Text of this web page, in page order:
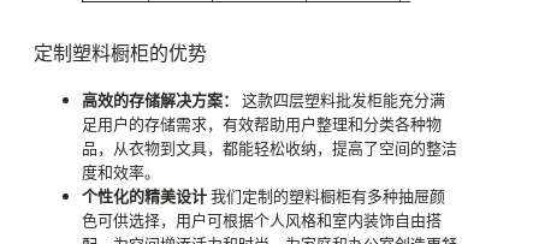
定制塑料橱柜的优势
高效的存储解决方案： 这款四层塑料批发柜能充分满
足用户的存储需求，有效帮助用户整理和分类各种物
品，从衣物到文具，都能轻松收纳，提高了空间的整洁
度和效率。
个性化的精美设计我们定制的塑料橱柜有多种抽屉颜
色可供选择，用户可根据个人风格和室内装饰自由搭